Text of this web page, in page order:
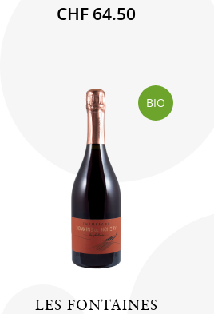
CHF 64.50
BIO
LES FONTAINES